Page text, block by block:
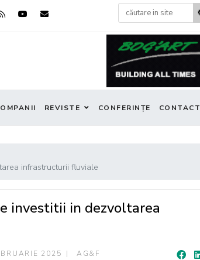
REVISTE CONFERINȚE CONTACT
infrastructurii fluviale
investitii in dezvoltarea
2025 AG&F